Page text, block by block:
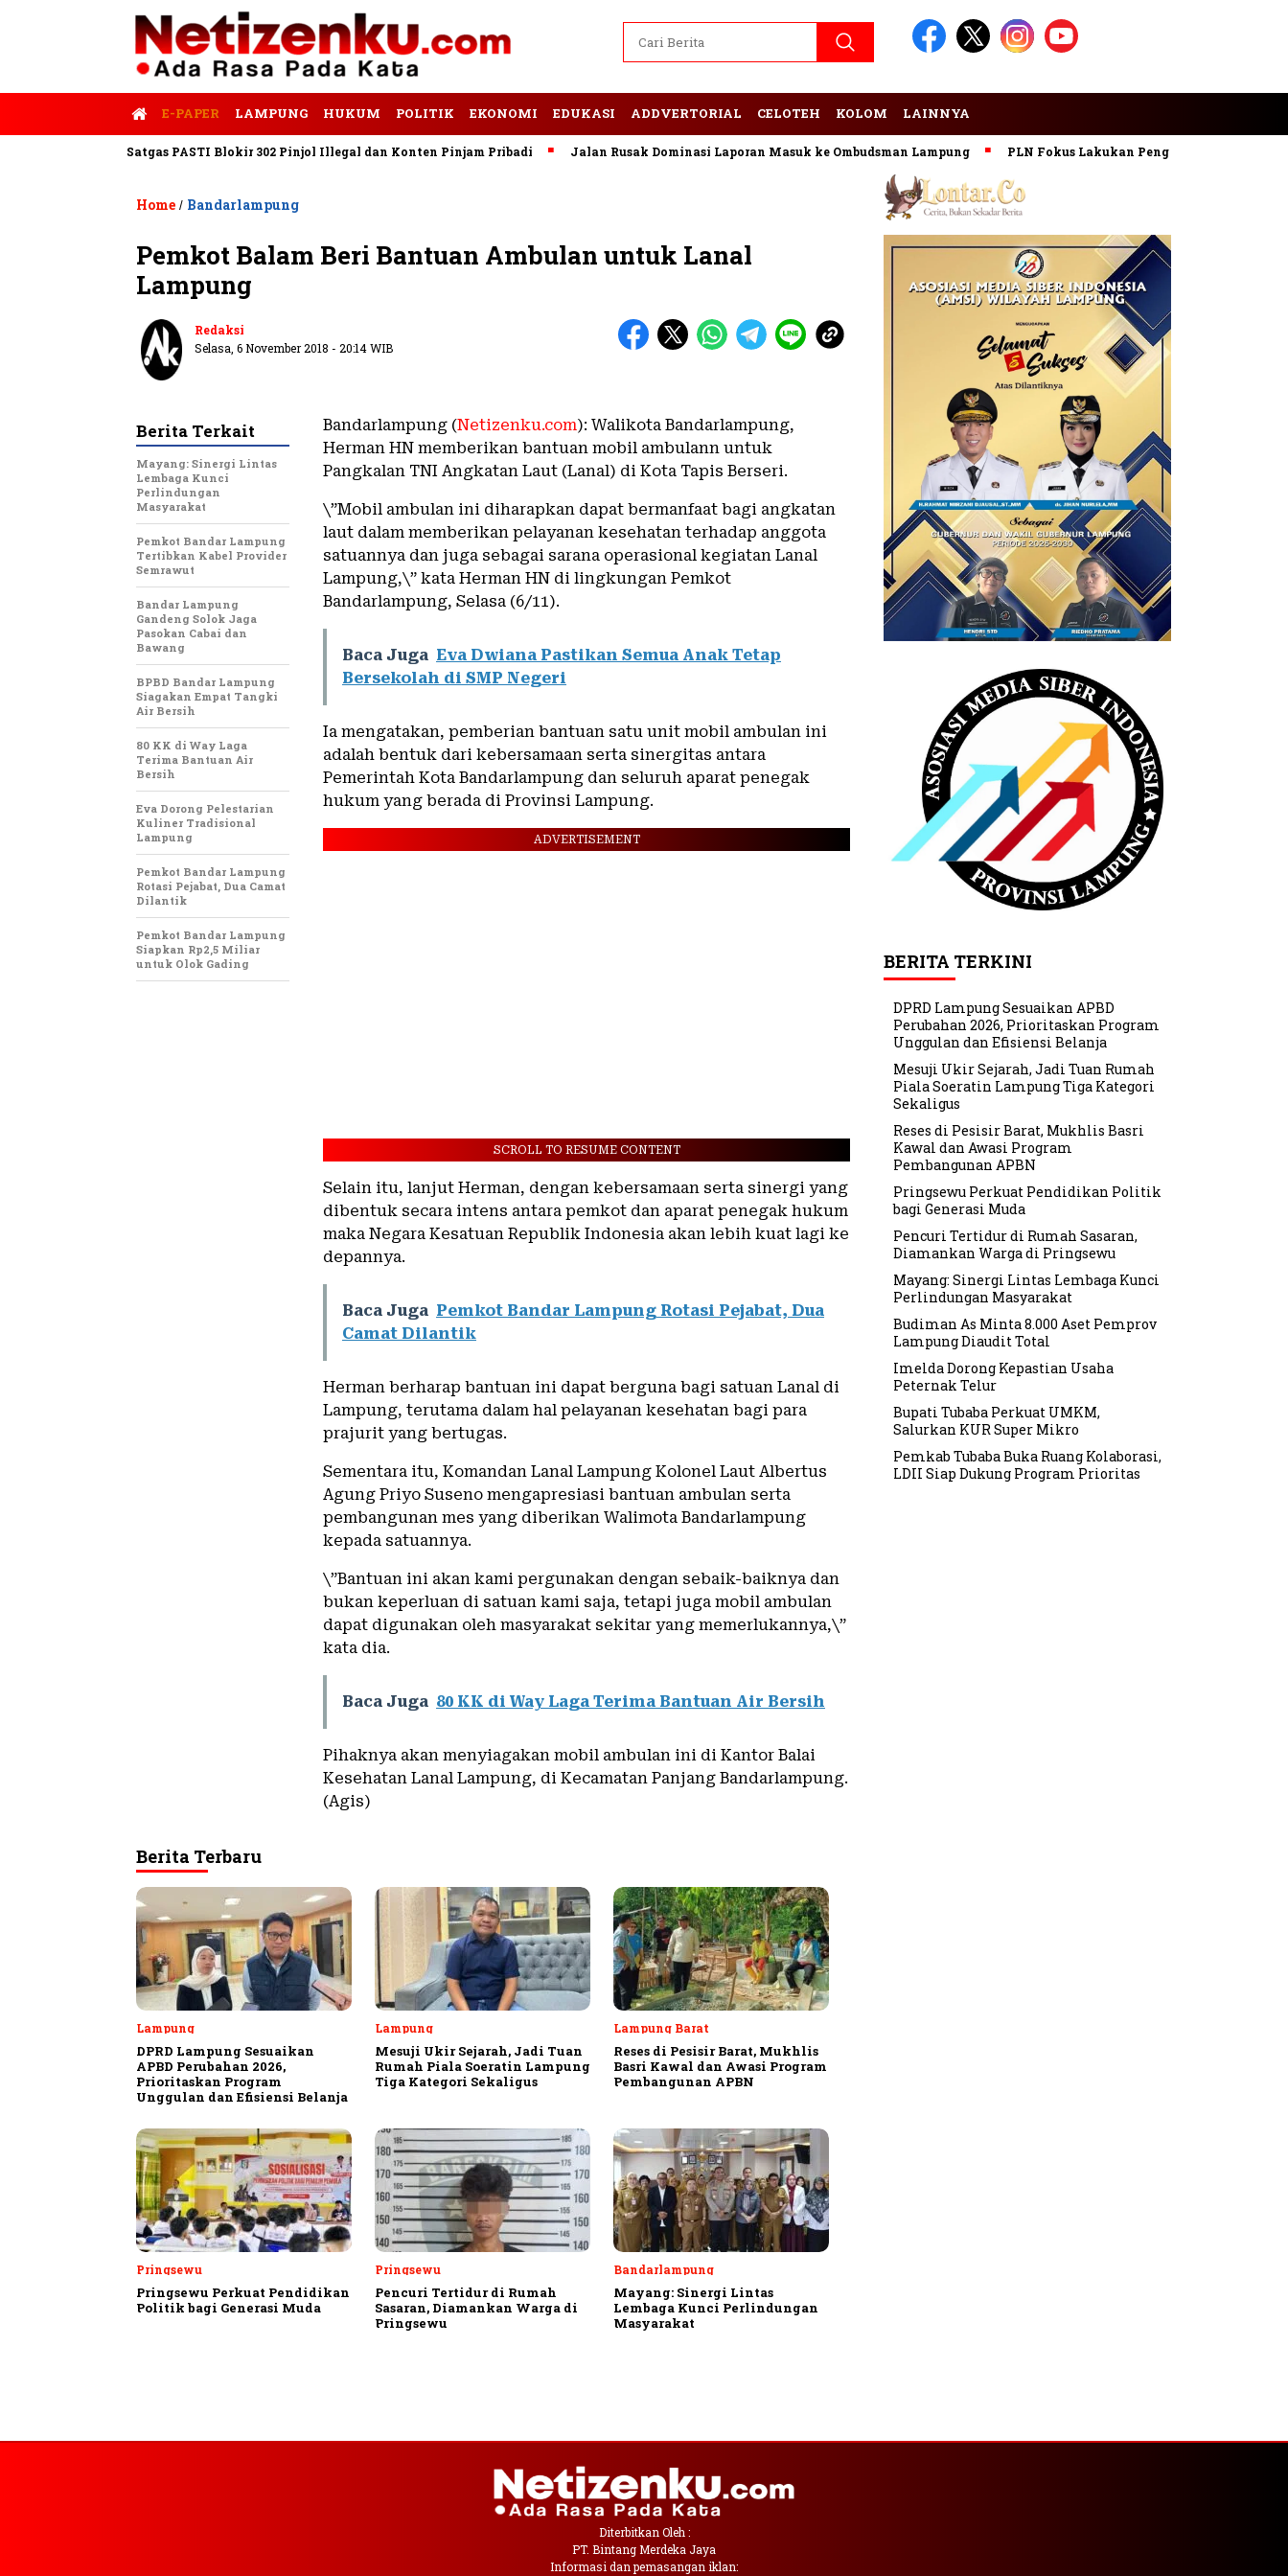
E-PAPER LAMPUNG HUKUM POLITIK EKONOMI EDUKASI ADDVERTORIAL CELOTEH KOLOM LAINNYA
Satgas PASTI Blokir 302 Pinjol Illegal dan Konten Pinjam Pribadi Jalan Rusak Dominasi Laporan Masuk ke Ombudsman Lampung PLN Fokus Lakukan Pengembangan Pembangkit
Home / Bandarlampung
Pemkot Balam Beri Bantuan Ambulan untuk Lanal
Lampung
Redaksi
Selasa, 6 November 2018 - 20:14 WIB
Bandarlampung (Netizenku.com): Walikota Bandarlampung,
Herman HN memberikan bantuan mobil ambulann untuk
Pangkalan TNI Angkatan Laut (Lanal) di Kota Tapis Berseri.
\”Mobil ambulan ini diharapkan dapat bermanfaat bagi angkatan
laut dalam memberikan pelayanan kesehatan terhadap anggota
satuannya dan juga sebagai sarana operasional kegiatan Lanal
Lampung,\” kata Herman HN di lingkungan Pemkot
Bandarlampung, Selasa (6/11).
Baca Juga Eva Dwiana Pastikan Semua Anak Tetap
Bersekolah di SMP Negeri
Ia mengatakan, pemberian bantuan satu unit mobil ambulan ini
adalah bentuk dari kebersamaan serta sinergitas antara
Pemerintah Kota Bandarlampung dan seluruh aparat penegak
hukum yang berada di Provinsi Lampung.
ADVERTISEMENT
SCROLL TO RESUME CONTENT
Selain itu, lanjut Herman, dengan kebersamaan serta sinergi yang
dibentuk secara intens antara pemkot dan aparat penegak hukum
maka Negara Kesatuan Republik Indonesia akan lebih kuat lagi ke
depannya.
Baca Juga Pemkot Bandar Lampung Rotasi Pejabat, Dua
Camat Dilantik
Herman berharap bantuan ini dapat berguna bagi satuan Lanal di
Lampung, terutama dalam hal pelayanan kesehatan bagi para
prajurit yang bertugas.
Sementara itu, Komandan Lanal Lampung Kolonel Laut Albertus
Agung Priyo Suseno mengapresiasi bantuan ambulan serta
pembangunan mes yang diberikan Walimota Bandarlampung
kepada satuannya.
\”Bantuan ini akan kami pergunakan dengan sebaik-baiknya dan
bukan keperluan di satuan kami saja, tetapi juga mobil ambulan
dapat digunakan oleh masyarakat sekitar yang memerlukannya,\”
kata dia.
Baca Juga 80 KK di Way Laga Terima Bantuan Air Bersih
Pihaknya akan menyiagakan mobil ambulan ini di Kantor Balai
Kesehatan Lanal Lampung, di Kecamatan Panjang Bandarlampung.
(Agis)
Berita Terkait
Mayang: Sinergi Lintas
Lembaga Kunci
Perlindungan
Masyarakat
Pemkot Bandar Lampung
Tertibkan Kabel Provider
Semrawut
Bandar Lampung
Gandeng Solok Jaga
Pasokan Cabai dan
Bawang
BPBD Bandar Lampung
Siagakan Empat Tangki
Air Bersih
80 KK di Way Laga
Terima Bantuan Air
Bersih
Eva Dorong Pelestarian
Kuliner Tradisional
Lampung
Pemkot Bandar Lampung
Rotasi Pejabat, Dua Camat
Dilantik
Pemkot Bandar Lampung
Siapkan Rp2,5 Miliar
untuk Olok Gading
Berita Terbaru
Lampung
DPRD Lampung Sesuaikan
APBD Perubahan 2026,
Prioritaskan Program
Unggulan dan Efisiensi Belanja
Lampung
Mesuji Ukir Sejarah, Jadi Tuan
Rumah Piala Soeratin Lampung
Tiga Kategori Sekaligus
Lampung Barat
Reses di Pesisir Barat, Mukhlis
Basri Kawal dan Awasi Program
Pembangunan APBN
Pringsewu
Pringsewu Perkuat Pendidikan
Politik bagi Generasi Muda
Pringsewu
Pencuri Tertidur di Rumah
Sasaran, Diamankan Warga di
Pringsewu
Bandarlampung
Mayang: Sinergi Lintas
Lembaga Kunci Perlindungan
Masyarakat
BERITA TERKINI
DPRD Lampung Sesuaikan APBD
Perubahan 2026, Prioritaskan Program
Unggulan dan Efisiensi Belanja
Mesuji Ukir Sejarah, Jadi Tuan Rumah
Piala Soeratin Lampung Tiga Kategori
Sekaligus
Reses di Pesisir Barat, Mukhlis Basri
Kawal dan Awasi Program
Pembangunan APBN
Pringsewu Perkuat Pendidikan Politik
bagi Generasi Muda
Pencuri Tertidur di Rumah Sasaran,
Diamankan Warga di Pringsewu
Mayang: Sinergi Lintas Lembaga Kunci
Perlindungan Masyarakat
Budiman As Minta 8.000 Aset Pemprov
Lampung Diaudit Total
Imelda Dorong Kepastian Usaha
Peternak Telur
Bupati Tubaba Perkuat UMKM,
Salurkan KUR Super Mikro
Pemkab Tubaba Buka Ruang Kolaborasi,
LDII Siap Dukung Program Prioritas
Diterbitkan Oleh :
PT. Bintang Merdeka Jaya
Informasi dan pemasangan iklan: